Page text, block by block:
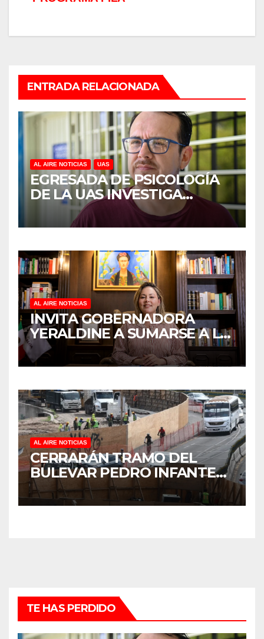
ENTRADA RELACIONADA
AL AIRE NOTICIAS UAS
EGRESADA DE PSICOLOGÍA
DE LA UAS INVESTIGA
DUELO ANTICIPADO Y
SOBRECARGA EN
MAYORES
AL AIRE NOTICIAS
INVITA GOBERNADORA
YERALDINE A SUMARSE A LA
JORNADA NACIONAL DE
REFORESTACIÓN;
DE ÁRBOLES
AL AIRE NOTICIAS
CERRARÁN TRAMO DEL
BULEVAR PEDRO INFANTE
PARA ACELERAR OBRAS
ANTES DEL REGRESO A
TE HAS PERDIDO